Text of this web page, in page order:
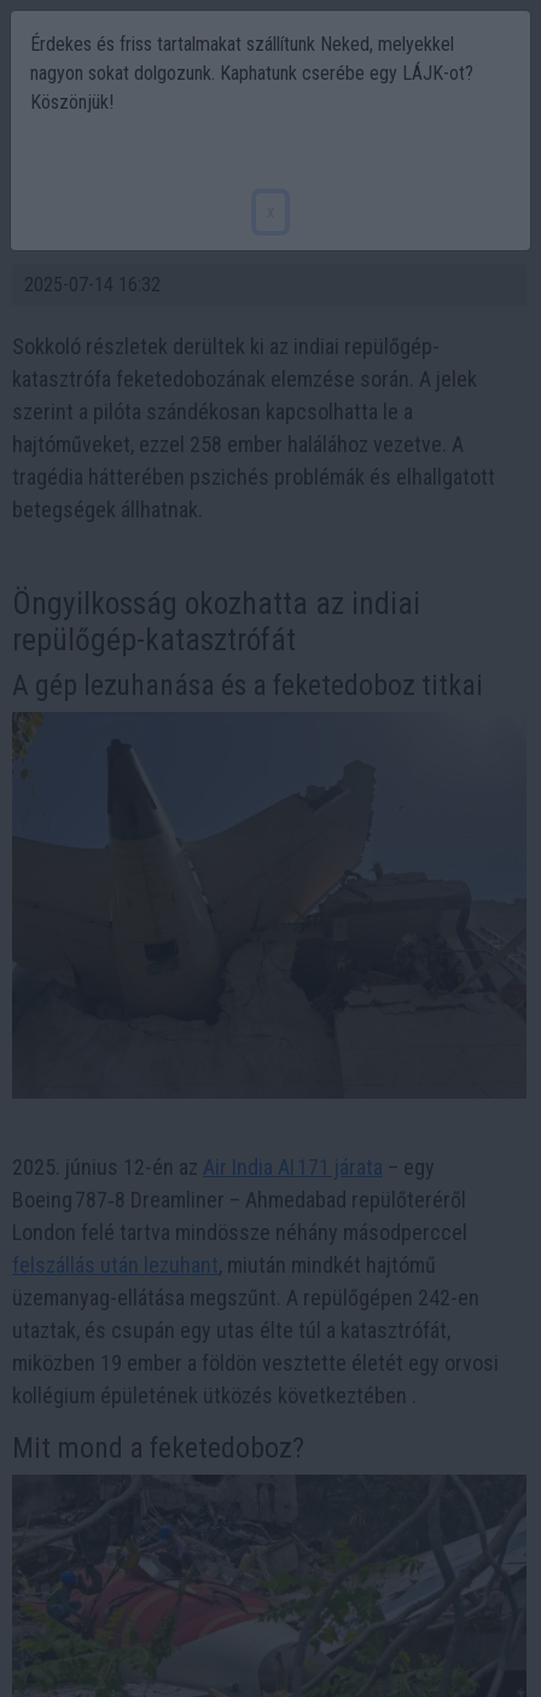
2025-07-14 16:32
Sokkoló részletek derültek ki az indiai repülőgép-
katasztrófa feketedobozának elemzése során. A jelek
szerint a pilóta szándékosan kapcsolhatta le a
hajtóműveket, ezzel 258 ember halálához vezetve. A
tragédia hátterében pszichés problémák és elhallgatott
betegségek állhatnak.
Öngyilkosság okozhatta az indiai
repülőgép-katasztrófát
A gép lezuhanása és a feketedoboz titkai
2025. június 12-én az Air India AI 171 járata – egy
Boeing 787‑8 Dreamliner – Ahmedabad repülőteréről
London felé tartva mindössze néhány másodperccel
felszállás után lezuhant, miután mindkét hajtómű
üzemanyag-ellátása megszűnt. A repülőgépen 242-en
utaztak, és csupán egy utas élte túl a katasztrófát,
miközben 19 ember a földön vesztette életét egy orvosi
kollégium épületének ütközés következtében .
Mit mond a feketedoboz?
Érdekes és friss tartalmakat szállítunk Neked, melyekkel
nagyon sokat dolgozunk. Kaphatunk cserébe egy LÁJK-ot?
Köszönjük!